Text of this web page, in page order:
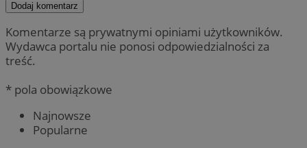
Dodaj komentarz
Komentarze są prywatnymi opiniami użytkowników.
Wydawca portalu nie ponosi odpowiedzialności za
treść.
* pola obowiązkowe
Najnowsze
Popularne